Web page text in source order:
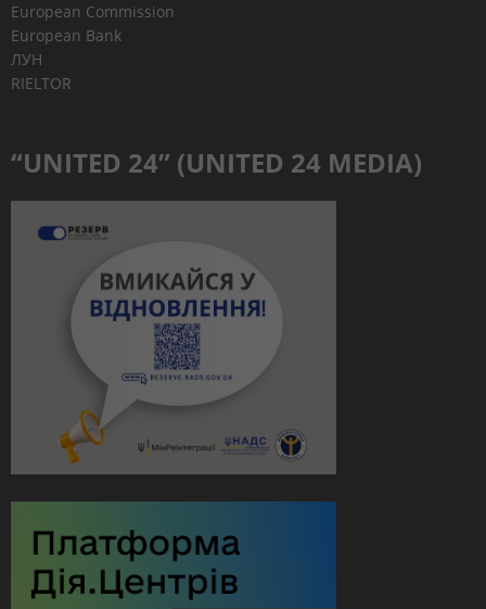
European Commission
European Bank
ЛУН
RIELTOR
“UNITED 24” (UNITED 24 MEDIA)